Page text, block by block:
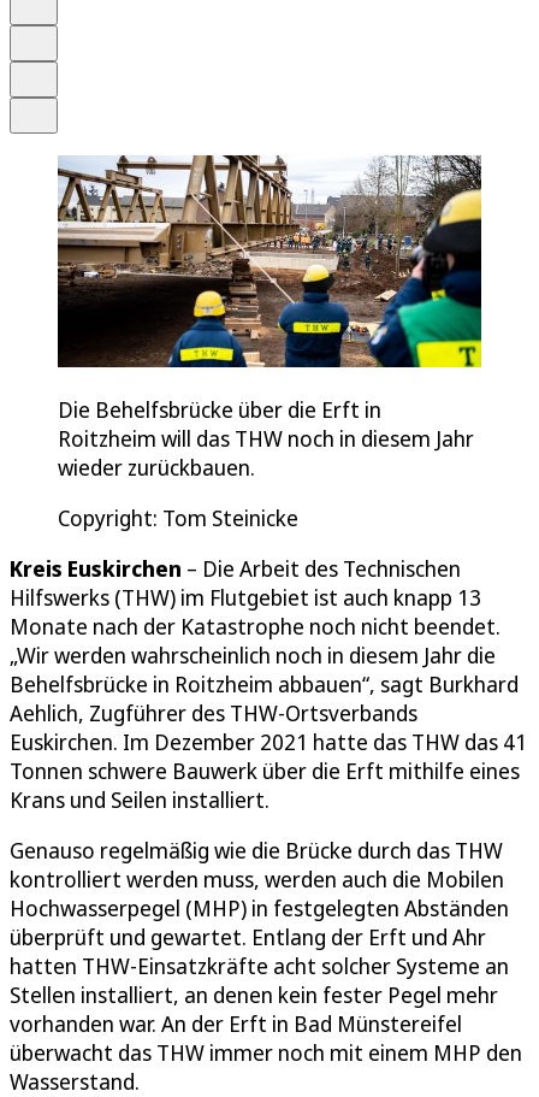
Die Behelfsbrücke über die Erft in
Roitzheim will das THW noch in diesem Jahr
wieder zurückbauen.
Copyright: Tom Steinicke
Kreis Euskirchen – Die Arbeit des Technischen
Hilfswerks (THW) im Flutgebiet ist auch knapp 13
Monate nach der Katastrophe noch nicht beendet.
„Wir werden wahrscheinlich noch in diesem Jahr die
Behelfsbrücke in Roitzheim abbauen“, sagt Burkhard
Aehlich, Zugführer des THW-Ortsverbands
Euskirchen. Im Dezember 2021 hatte das THW das 41
Tonnen schwere Bauwerk über die Erft mithilfe eines
Krans und Seilen installiert.
Genauso regelmäßig wie die Brücke durch das THW
kontrolliert werden muss, werden auch die Mobilen
Hochwasserpegel (MHP) in festgelegten Abständen
überprüft und gewartet. Entlang der Erft und Ahr
hatten THW-Einsatzkräfte acht solcher Systeme an
Stellen installiert, an denen kein fester Pegel mehr
vorhanden war. An der Erft in Bad Münstereifel
überwacht das THW immer noch mit einem MHP den
Wasserstand.